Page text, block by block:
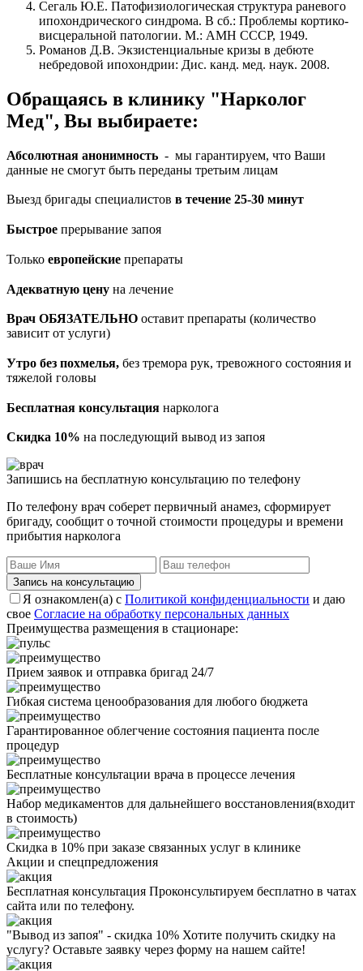
Сегаль Ю.Е. Патофизиологическая структура раневого
ипохондрического синдрома. В сб.: Проблемы кортико-
висцеральной патологии. М.: АМН СССР, 1949.
Романов Д.В. Экзистенциальные кризы в дебюте
небредовой ипохондрии: Дис. канд. мед. наук. 2008.
Обращаясь в клинику "Нарколог
Мед", Вы выбираете:
Абсолютная анонимность - мы гарантируем, что Ваши
данные не смогут быть переданы третьим лицам
Выезд бригады специалистов в течение 25-30 минут
Быстрое прерывание запоя
Только европейские препараты
Адекватную цену на лечение
Врач ОБЯЗАТЕЛЬНО оставит препараты (количество
зависит от услуги)
Утро без похмелья, без тремора рук, тревожного состояния и
тяжелой головы
Бесплатная консультация нарколога
Скидка 10% на последующий вывод из запоя
Запишись на бесплатную консультацию по телефону
По телефону врач соберет первичный анамез, сформирует
бригаду, сообщит о точной стоимости процедуры и времени
прибытия нарколога
Запись на консультацию
Я ознакомлен(а) с Политикой конфиденциальности и даю
свое Согласие на обработку персональных данных
Преимущества размещения в стационаре:
Прием заявок и отправка бригад 24/7
Гибкая система ценообразования для любого бюджета
Гарантированное облегчение состояния пациента после
процедур
Бесплатные консультации врача в процессе лечения
Набор медикаментов для дальнейшего восстановления(входит
в стоимость)
Скидка в 10% при заказе связанных услуг в клинике
Акции и спецпредложения
Бесплатная консультация Проконсультируем бесплатно в чатах
сайта или по телефону.
"Вывод из запоя" - скидка 10% Хотите получить скидку на
услугу? Оставьте заявку через форму на нашем сайте!